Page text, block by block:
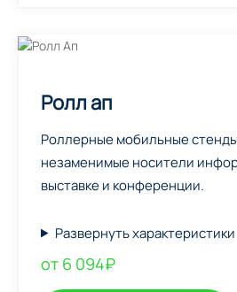
Ролл ап
Роллерные мобильные
незаменимые носители
выставке и конференции.
Развернуть характеристики
от 6 094₽